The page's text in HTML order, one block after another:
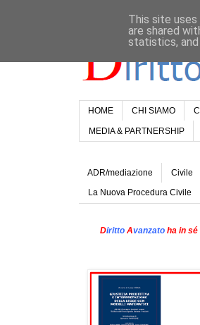
HOME CHI SIAMO
MEDIA & PARTNERSHIP
ADR/mediazione Civile
La Nuova Procedura Civile
Diritto Avanzato ha in sé
This site
are shared
statistics,